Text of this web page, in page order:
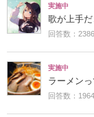
実施中
歌が上手
回答数：
実施中
ラーメン
回答数：